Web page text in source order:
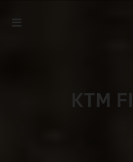
KTM